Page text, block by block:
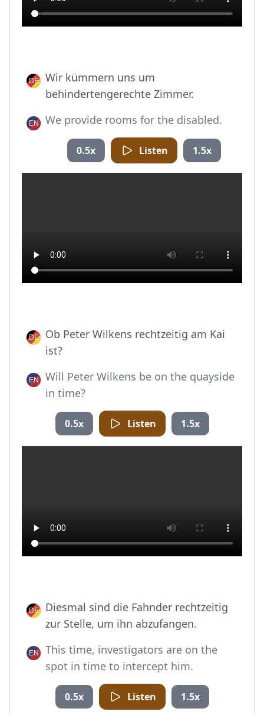
Wir kümmern uns um
behindertengerechte Zimmer.
We provide rooms for the disabled.
0.5x Listen 1.5x
Ob Peter Wilkens rechtzeitig am Kai
ist?
Will Peter Wilkens be on the quayside
in time?
0.5x Listen 1.5x
Diesmal sind die Fahnder rechtzeitig
zur Stelle, um ihn abzufangen.
This time, investigators are on the
spot in time to intercept him.
0.5x Listen 1.5x